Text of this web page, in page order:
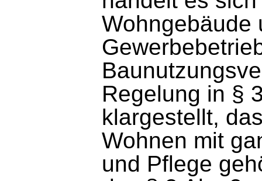
Wohngebäude
Regelung in §
klargestellt,
Wohnen mit
und Pflege